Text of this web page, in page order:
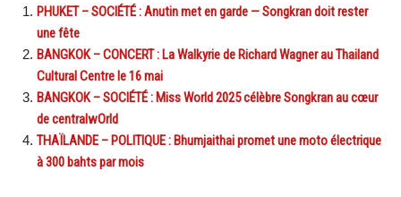
PHUKET – SOCIÉTÉ : Anutin met en garde — Songkran doit rester
une fête
BANGKOK – CONCERT : La Walkyrie de Richard Wagner au Thailand
Cultural Centre le 16 mai
BANGKOK – SOCIÉTÉ : Miss World 2025 célèbre Songkran au cœur
de centralwOrld
THAÏLANDE – POLITIQUE : Bhumjaithai promet une moto électrique
à 300 bahts par mois